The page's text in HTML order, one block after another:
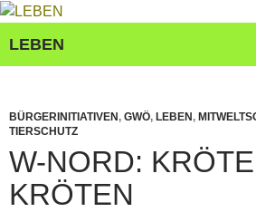
Zum
springen
LEBEN
BÜRGERINITIATIVEN, GWÖ, LEBEN,
TIERSCHUTZ
W-NORD:
KRÖTEN